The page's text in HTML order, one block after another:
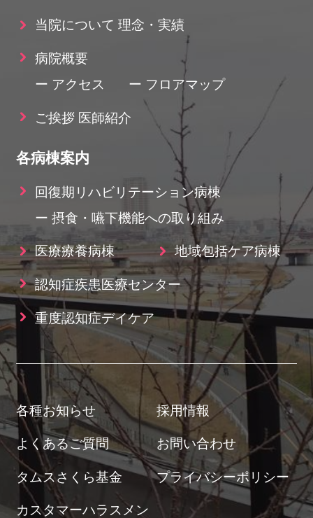
当院について 理念・実績
病院概要
ー アクセス
ー フロアマップ
ご挨拶 医師紹介
各病棟案内
回復期リハビリテーション病棟
ー 摂食・嚥下機能への取り組み
医療療養病棟 地域包括ケア病棟
認知症疾患医療センター
重度認知症デイケア
各種お知らせ 採用情報
よくあるご質問 お問い合わせ
タムスさくら基金 プライバシーポリシー
カスタマーハラスメン